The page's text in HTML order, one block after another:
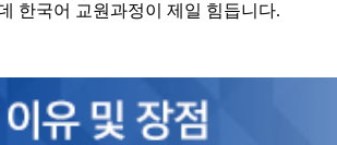
한국어 교원과정이 제일 힘듭니다.